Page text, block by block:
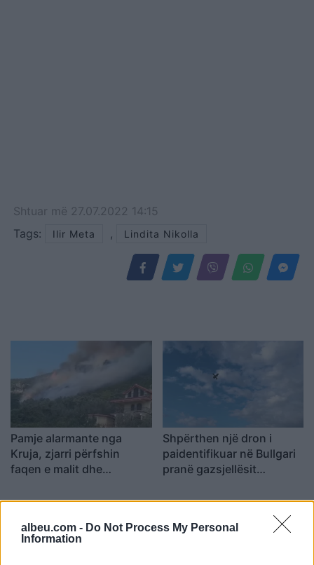
albeu.com - Do Not Process My Personal
Information
Shtuar më 27.07.2022 14:15
Tags:
Ilir Meta , Lindita Nikolla
Pamje alarmante nga
Kruja, zjarri përfshin
faqen e malit dhe
biznese
Shpërthen një dron i
paidentifikuar në Bullgari
pranë gazsjellësit